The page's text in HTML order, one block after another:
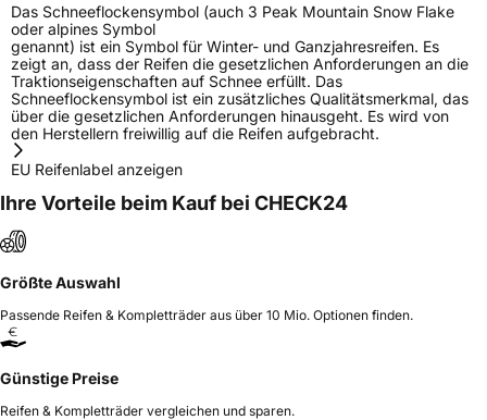
Das Schneeflockensymbol (auch 3 Peak Mountain Snow Flake
oder alpines Symbol
genannt) ist ein Symbol für Winter- und Ganzjahresreifen. Es
zeigt an, dass der Reifen die gesetzlichen Anforderungen an die
Traktionseigenschaften auf Schnee erfüllt. Das
Schneeflockensymbol ist ein zusätzliches Qualitätsmerkmal, das
über die gesetzlichen Anforderungen hinausgeht. Es wird von
den Herstellern freiwillig auf die Reifen aufgebracht.
EU Reifenlabel anzeigen
Ihre Vorteile beim Kauf bei CHECK24
Größte Auswahl
Passende Reifen & Kompletträder aus über 10 Mio. Optionen finden.
Günstige Preise
Reifen & Kompletträder vergleichen und sparen.